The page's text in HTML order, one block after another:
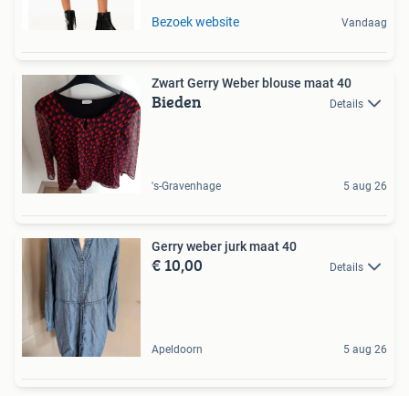
Bezoek website Vandaag
Zwart Gerry Weber blouse maat 40
Bieden Details
's-Gravenhage 5 aug 26
Gerry weber jurk maat 40
€ 10,00 Details
Apeldoorn 5 aug 26